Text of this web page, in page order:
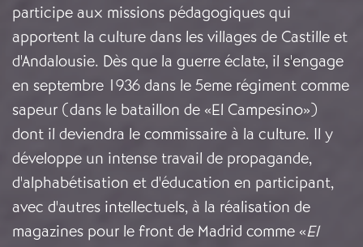
participe aux missions pédagogiques qui
apportent la culture dans les villages de Castille et
d'Andalousie. Dès que la guerre éclate, il s'engage
en septembre 1936 dans le 5eme régiment comme
sapeur (dans le bataillon de «El Campesino»)
dont il deviendra le commissaire à la culture. Il y
développe un intense travail de propagande,
d'alphabétisation et d'éducation en participant,
avec d'autres intellectuels, à la réalisation de
magazines pour le front de Madrid comme «El